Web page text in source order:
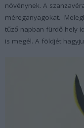
növénynek. A
méreganyagokat.
tűző napban fürdő hely
is megél. A földjét